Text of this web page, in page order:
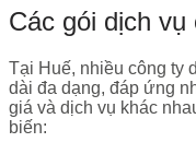
Các gói dịch
Tại Huế, nhiều công ty
dài đa dạng, đáp ứng
giá và dịch vụ khác
biến: